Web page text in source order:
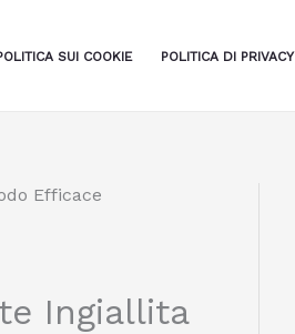
SUI COOKIE POLITICA DI PRIVACY
Efficace
Ingiallita